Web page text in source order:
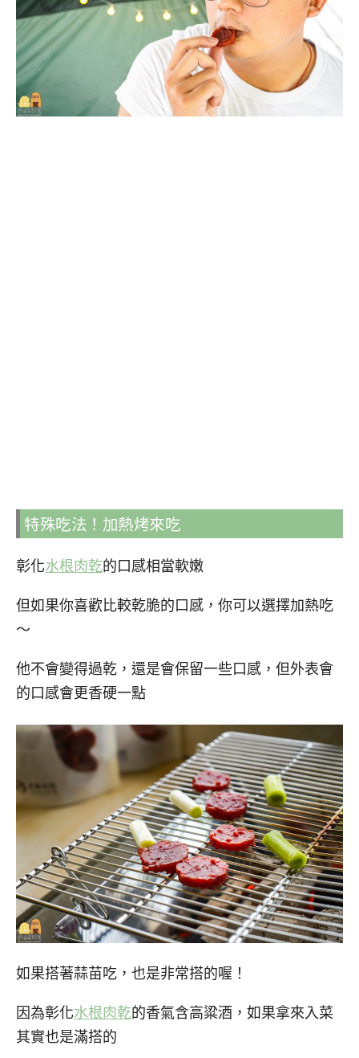
特殊吃法！加熱烤來吃
彰化水根肉乾的口感相當軟嫩
但如果你喜歡比較乾脆的口感，你可以選擇加熱吃
～
他不會變得過乾，還是會保留一些口感，但外表會
的口感會更香硬一點
如果搭著蒜苗吃，也是非常搭的喔！
因為彰化水根肉乾的香氣含高粱酒，如果拿來入菜
其實也是滿搭的